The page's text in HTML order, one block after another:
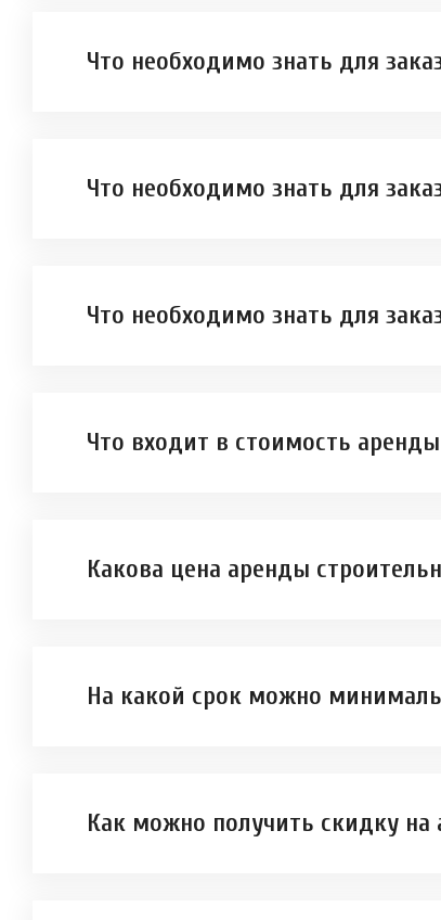
Что необходимо знать для
Что необходимо знать для
Что необходимо знать для
Что входит в стоимость
Какова цена аренды
На какой срок можно
Как можно получить скидку на